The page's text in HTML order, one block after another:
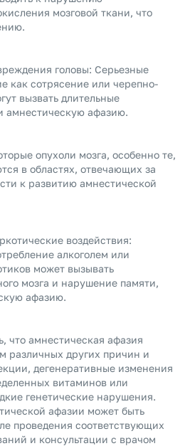
мозговой ткани, что
головы: Серьезные
как сотрясение или черепно-
вызвать длительные
амнестическую афазию.
опухоли мозга, особенно те,
в областях, отвечающих за
к развитию амнестической
воздействия:
алкоголем или
может вызывать
мозга и нарушение памяти,
афазию.
что амнестическая афазия
различных других причин и
дегенеративные изменения
витаминов или
генетические нарушения.
афазии может быть
проведения соответствующих
и консультации с врачом